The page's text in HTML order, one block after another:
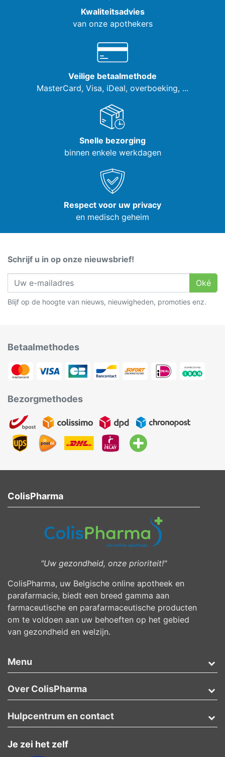
Kwaliteitsadvies
van onze apothekers
Veilige betaalmethode
MasterCard, Visa, iDeal, overboeking, ...
Snelle bezorging
binnen enkele werkdagen
Respect voor uw privacy
en medisch geheim
Schrijf u in op onze nieuwsbrief!
Oké
Blijf op de hoogte van nieuws, nieuwigheden, promoties enz.
Betaalmethodes
Bezorgmethodes
ColisPharma
"Uw gezondheid, onze prioriteit!"
ColisPharma, uw Belgische online apotheek en
parafarmacie, biedt een breed gamma aan
farmaceutische en parafarmaceutische producten
om te voldoen aan uw behoeften op het gebied
van gezondheid en welzijn.
Menu
Over ColisPharma
Je zei het zelf
Hulpcentrum en contact